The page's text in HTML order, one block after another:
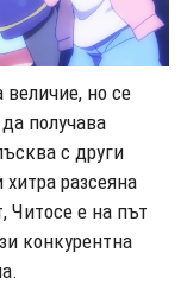
величие, но се
получава
с други
разсеяна
Читосе е на път
конкурентна